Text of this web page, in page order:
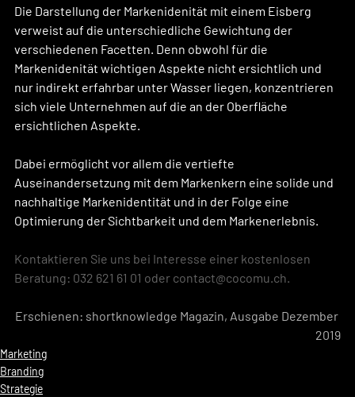
Die Darstellung der Markenidenität mit einem Eisberg
verweist auf die unterschiedliche Gewichtung der
verschiedenen Facetten. Denn obwohl für die
Markenidenität wichtigen Aspekte nicht ersichtlich und
nur indirekt erfahrbar unter Wasser liegen, konzentrieren
sich viele Unternehmen auf die an der Oberfläche
ersichtlichen Aspekte.
Dabei ermöglicht vor allem die vertiefte
Auseinandersetzung mit dem Markenkern eine solide und
nachhaltige Markenidentität und in der Folge eine
Optimierung der Sichtbarkeit und dem Markenerlebnis.
Kontaktieren Sie uns bei Interesse einer kostenlosen
Beratung: 032 621 61 01 oder contact@cocomu.ch.
Erschienen: shortknowledge Magazin, Ausgabe Dezember
2019
Marketing
Branding
Strategie